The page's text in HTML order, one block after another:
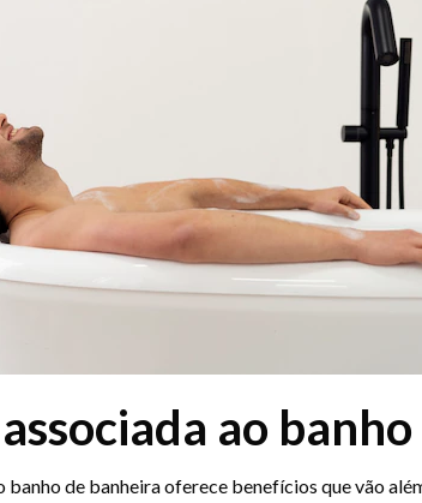
ao banho
banho de banheira oferece benefícios que vão